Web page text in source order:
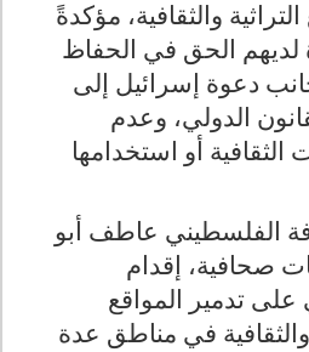
والثقافية، مؤكدةً
الحق في الحفاظ
دعوة إسرائيل إلى
الدولي، وعدم
الثقافية أو استخدامها
الفلسطيني عاطف أبو
صحافية، إقدام
على تدمير المواقع
والثقافية في مناطق عدة